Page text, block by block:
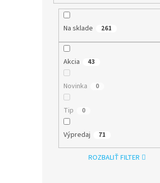
Na sklade 261
Akcia 43
Novinka 0
Tip 0
Výpredaj 71
ROZBALIŤ FILTER